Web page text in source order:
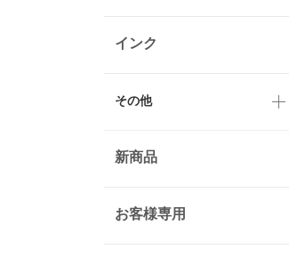
インク
その他
新商品
お客様専用